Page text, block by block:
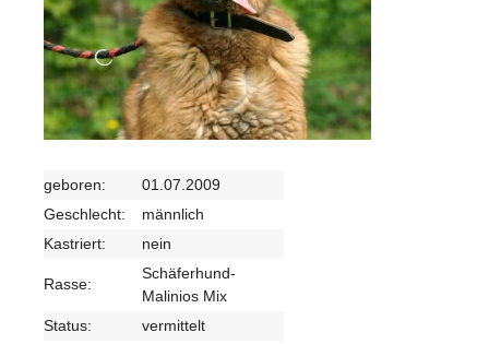
geboren:
01.07.2009
Geschlecht:
männlich
Kastriert:
nein
Rasse:
Schäferhund-
Malinios Mix
Status:
vermittelt